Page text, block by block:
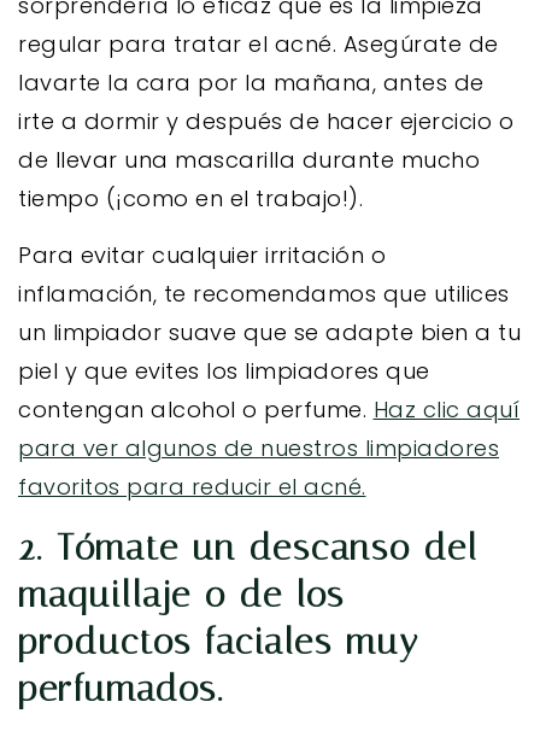
regular para tratar el acné. Asegúrate de
lavarte la cara por la mañana, antes de
irte a dormir y después de hacer ejercicio o
de llevar una mascarilla durante mucho
tiempo (¡como en el trabajo!).
Para evitar cualquier irritación o
inflamación, te recomendamos que utilices
un limpiador suave que se adapte bien a tu
piel y que evites los limpiadores que
contengan alcohol o perfume. Haz clic aquí
para ver algunos de nuestros limpiadores
favoritos para reducir el acné.
2. Tómate un descanso del
maquillaje o de los
productos faciales muy
perfumados.